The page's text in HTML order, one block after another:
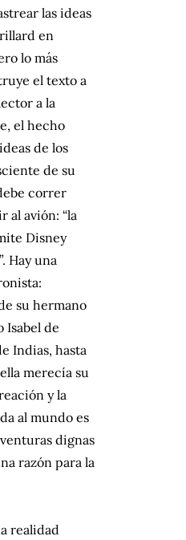
las ideas
en
lo más
el texto a
a la
el hecho
de los
de su
correr
al avión: “la
Disney
Hay una
su hermano
Isabel de
Indias, hasta
merecía su
y la
al mundo es
dignas
razón para la
realidad